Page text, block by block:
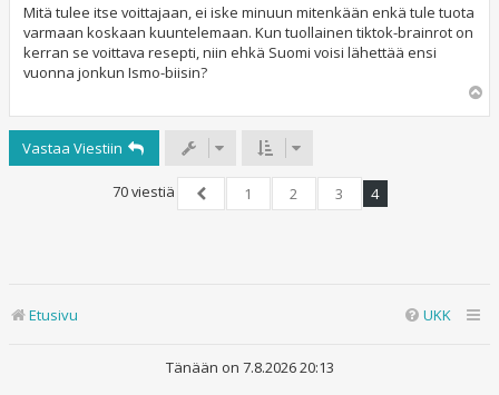
Mitä tulee itse voittajaan, ei iske minuun mitenkään enkä tule tuota
varmaan koskaan kuuntelemaan. Kun tuollainen tiktok-brainrot on
kerran se voittava resepti, niin ehkä Suomi voisi lähettää ensi
vuonna jonkun Ismo-biisin?
Vastaa Viestiin
70 viestiä
Edellinen
1 2 3 4
Etusivu UKK
Tänään on 7.8.2026 20:13